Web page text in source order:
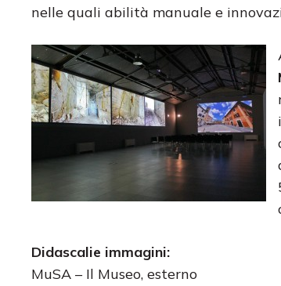
nelle quali abilità manuale e
Didascalie immagini:
MuSA – Il Museo, esterno